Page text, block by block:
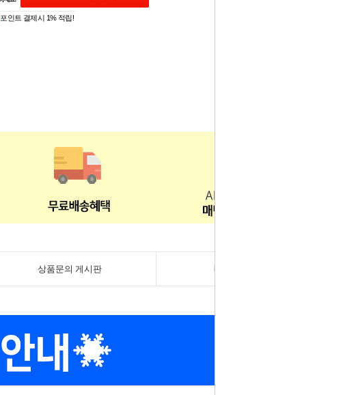
PAYCO 바로구매
포인트 결제시 1% 적립!
상품문의 게시판 배송/반품/교환